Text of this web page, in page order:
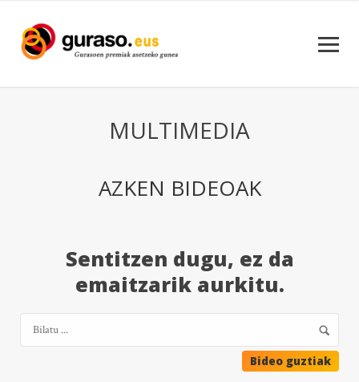
MULTIMEDIA
AZKEN BIDEOAK
Sentitzen dugu, ez da
emaitzarik aurkitu.
Bideo guztiak